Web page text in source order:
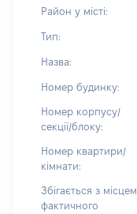
Район у місті:
Тип:
Назва:
Номер будинку:
Номер корпусу/
секції/блоку:
Номер квартири/
кімнати:
Збігається з місцем
фактичного